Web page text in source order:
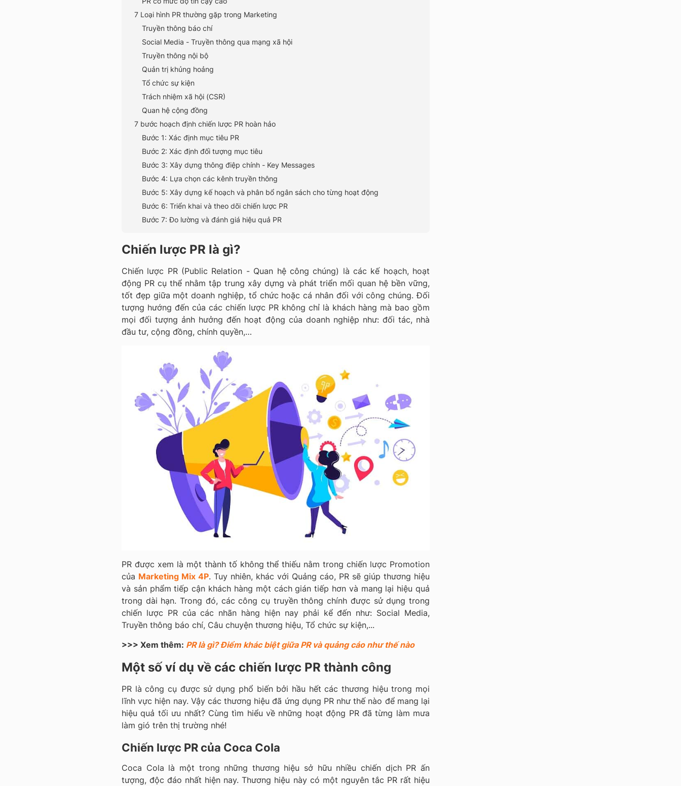
7 Loại hình PR thường gặp trong Marketing
Truyền thông báo chí
Social Media - Truyền thông qua mạng xã hội
Truyền thông nội bộ
Quản trị khủng hoảng
Tổ chức sự kiện
Trách nhiệm xã hội (CSR)
Quan hệ cộng đồng
7 bước hoạch định chiến lược PR hoàn hảo
Bước 1: Xác định mục tiêu PR
Bước 2: Xác định đối tượng mục tiêu
Bước 3: Xây dựng thông điệp chính - Key Messages
Bước 4: Lựa chọn các kênh truyền thông
Bước 5: Xây dựng kế hoạch và phân bổ ngân sách cho từng hoạt động
Bước 6: Triển khai và theo dõi chiến lược PR
Bước 7: Đo lường và đánh giá hiệu quả PR
Chiến lược PR là gì?
Chiến lược PR (Public Relation - Quan hệ công chúng) là các kế hoạch, hoạt
động PR cụ thể nhằm tập trung xây dựng và phát triển mối quan hệ bền vững,
tốt đẹp giữa một doanh nghiệp, tổ chức hoặc cá nhân đối với công chúng. Đối
tượng hướng đến của các chiến lược PR không chỉ là khách hàng mà bao gồm
mọi đối tượng ảnh hưởng đến hoạt động của doanh nghiệp như: đối tác, nhà
đầu tư, cộng đồng, chính quyền,…
PR được xem là một thành tố không thể thiếu nằm trong chiến lược Promotion
của Marketing Mix 4P. Tuy nhiên, khác với Quảng cáo, PR sẽ giúp thương hiệu
và sản phẩm tiếp cận khách hàng một cách gián tiếp hơn và mang lại hiệu quả
trong dài hạn. Trong đó, các công cụ truyền thông chính được sử dụng trong
chiến lược PR của các nhãn hàng hiện nay phải kể đến như: Social Media,
Truyền thông báo chí, Câu chuyện thương hiệu, Tổ chức sự kiện,...
>>> Xem thêm: PR là gì? Điểm khác biệt giữa PR và quảng cáo như thế nào
Một số ví dụ về các chiến lược PR thành công
PR là công cụ được sử dụng phổ biến bởi hầu hết các thương hiệu trong mọi
lĩnh vực hiện nay. Vậy các thương hiệu đã ứng dụng PR như thế nào để mang lại
hiệu quả tối ưu nhất? Cùng tìm hiểu về những hoạt động PR đã từng làm mưa
làm gió trên thị trường nhé!
Chiến lược PR của Coca Cola
Coca Cola là một trong những thương hiệu sở hữu nhiều chiến dịch PR ấn
tượng, độc đáo nhất hiện nay. Thương hiệu này có một nguyên tắc PR rất hiệu